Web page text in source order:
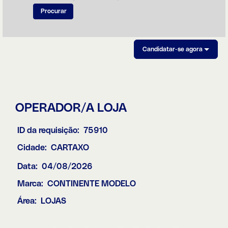
Candidatar-se agora
OPERADOR/A LOJA
ID da requisição: 75910
Cidade: CARTAXO
Data: 04/08/2026
Marca: CONTINENTE MODELO
Área: LOJAS